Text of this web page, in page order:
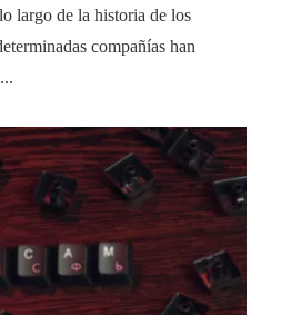
largo de la historia de los
compañías han